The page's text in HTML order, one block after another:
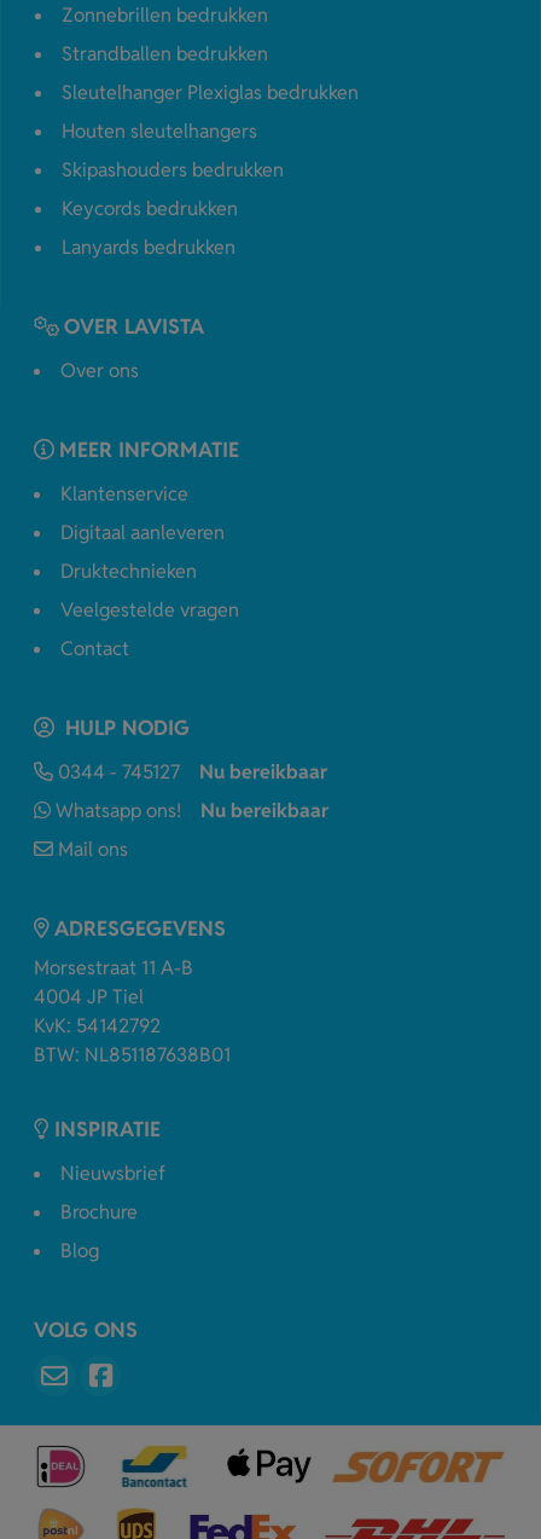
Zonnebrillen bedrukken
Strandballen bedrukken
Sleutelhanger Plexiglas bedrukken
Houten sleutelhangers
Skipashouders bedrukken
Keycords bedrukken
Lanyards bedrukken
OVER LAVISTA
Over ons
MEER INFORMATIE
Klantenservice
Digitaal aanleveren
Druktechnieken
Veelgestelde vragen
Contact
HULP NODIG
0344 - 745127
Nu bereikbaar
Whatsapp ons!
Nu bereikbaar
Mail ons
ADRESGEGEVENS
Morsestraat 11 A-B
4004 JP Tiel
KvK: 54142792
BTW: NL851187638B01
INSPIRATIE
Nieuwsbrief
Brochure
Blog
VOLG ONS